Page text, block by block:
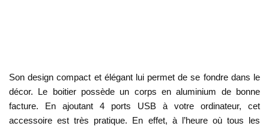
Son design compact et élégant lui permet de se fondre dans le
décor. Le boitier possède un corps en aluminium de bonne
facture. En ajoutant 4 ports USB à votre ordinateur, cet
accessoire est très pratique. En effet, à l’heure où tous les